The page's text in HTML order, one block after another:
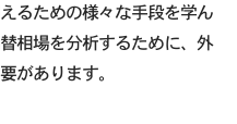
るための様々な手段を学ん
相場を分析するために、外
があります。